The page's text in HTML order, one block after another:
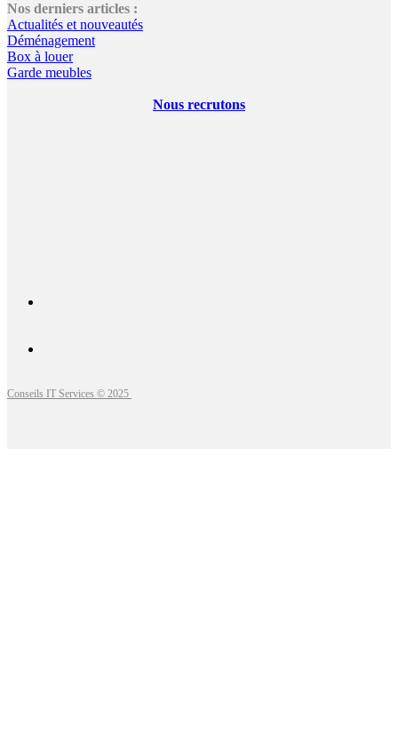
Nos derniers articles :
Actualités et nouveautés
Déménagement
Box à louer
Garde meubles
Nous recrutons
Conseils IT Services © 2025